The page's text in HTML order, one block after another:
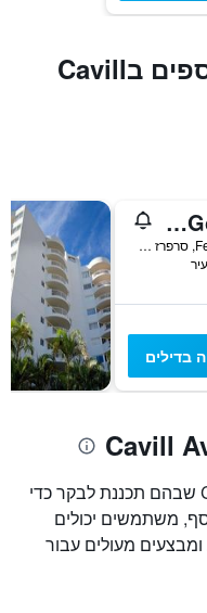
מקומות לינה ואירוח נוספים בCavill
Paradise Resort Gold Coast
122 Ferny Avenue, סרפרז פרדייז, QLD, אוסטרליה
בדילים
ניתן לנווט לאזורים ליד Cavill Avenue שבהם תכננת לבקר כדי
משתמשים יכולים
ומבצעים מעולים עבור